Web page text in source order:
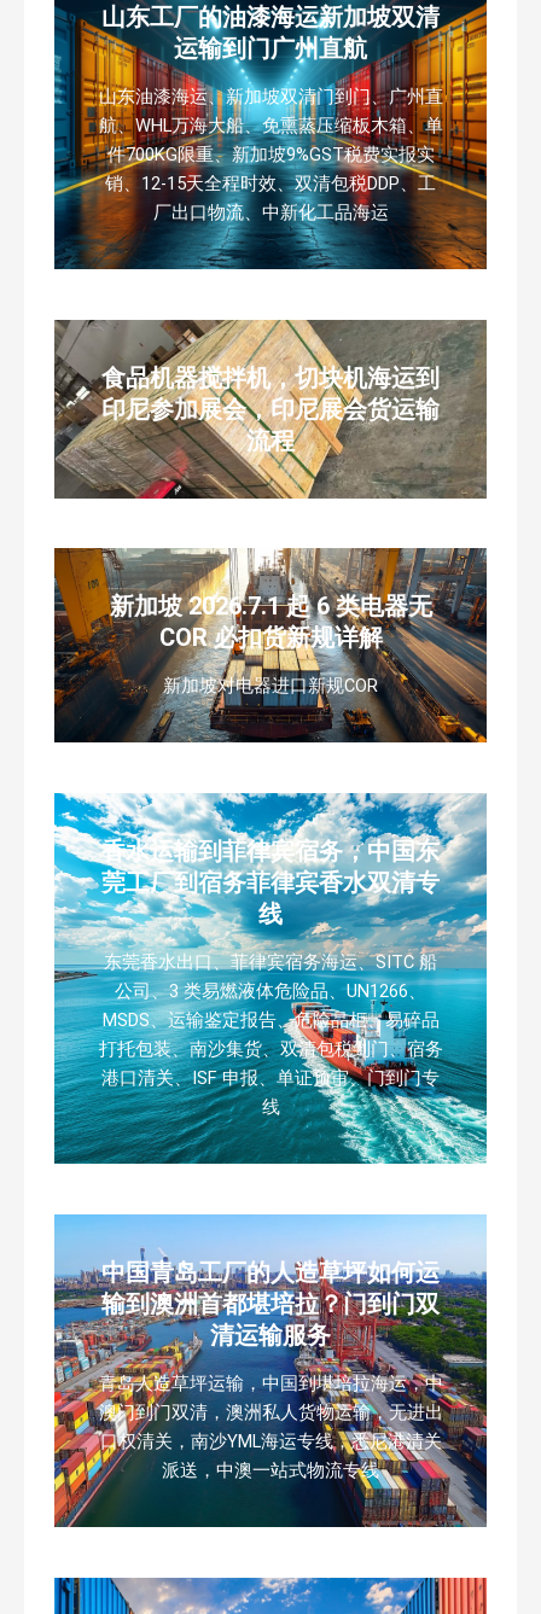
山东工厂的油漆海运新加坡双清
运输到门广州直航
山东油漆海运、新加坡双清门到门、广州直
航、WHL万海大船、免熏蒸压缩板木箱、单
件700KG限重、新加坡9%GST税费实报实
销、12-15天全程时效、双清包税DDP、工
厂出口物流、中新化工品海运
食品机器搅拌机，切块机海运到
印尼参加展会，印尼展会货运输
流程
新加坡 2026.7.1 起 6 类电器无
COR 必扣货新规详解
新加坡对电器进口新规COR
香水运输到菲律宾宿务，中国东
莞工厂到宿务菲律宾香水双清专
线
东莞香水出口、菲律宾宿务海运、SITC 船
公司、3 类易燃液体危险品、UN1266、
MSDS、运输鉴定报告、危险品柜、易碎品
打托包装、南沙集货、双清包税到门、宿务
港口清关、ISF 申报、单证预审、门到门专
线
中国青岛工厂的人造草坪如何运
输到澳洲首都堪培拉？门到门双
清运输服务
青岛人造草坪运输，中国到堪培拉海运，中
澳门到门双清，澳洲私人货物运输，无进出
口权清关，南沙YML海运专线，悉尼港清关
派送，中澳一站式物流专线